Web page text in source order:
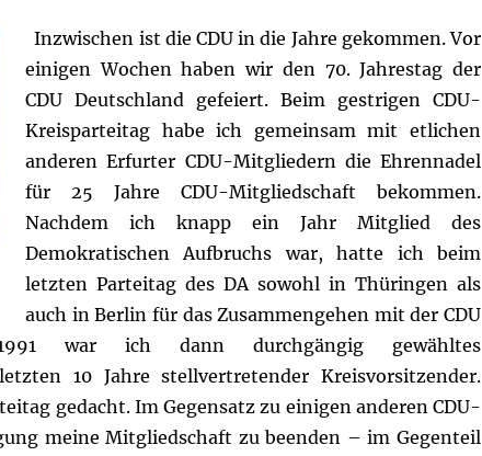
Inzwischen ist die CDU in die Jahre gekommen. Vor
einigen Wochen haben wir den 70. Jahrestag der
CDU Deutschland gefeiert. Beim gestrigen CDU-
Kreisparteitag habe ich gemeinsam mit etlichen
anderen Erfurter CDU-Mitgliedern die Ehrennadel
für 25 Jahre CDU-Mitgliedschaft bekommen.
Nachdem ich knapp ein Jahr Mitglied des
Demokratischen Aufbruchs war, hatte ich beim
letzten Parteitag des DA sowohl in Thüringen als
auch in Berlin für das Zusammengehen mit der CDU
war ich dann durchgängig gewähltes
10 Jahre stellvertretender Kreisvorsitzender.
gedacht. Im Gegensatz zu einigen anderen CDU-
meine Mitgliedschaft zu beenden – im Gegenteil